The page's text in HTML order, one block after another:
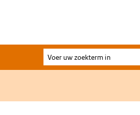
Voer
uw